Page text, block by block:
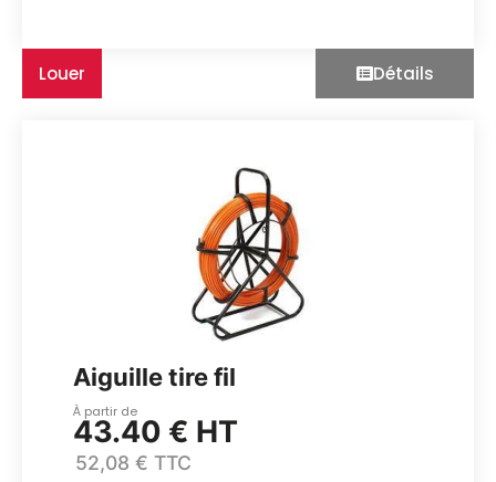
Louer Détails
Aiguille tire fil
À partir de
43.40 € HT
52,08 € TTC